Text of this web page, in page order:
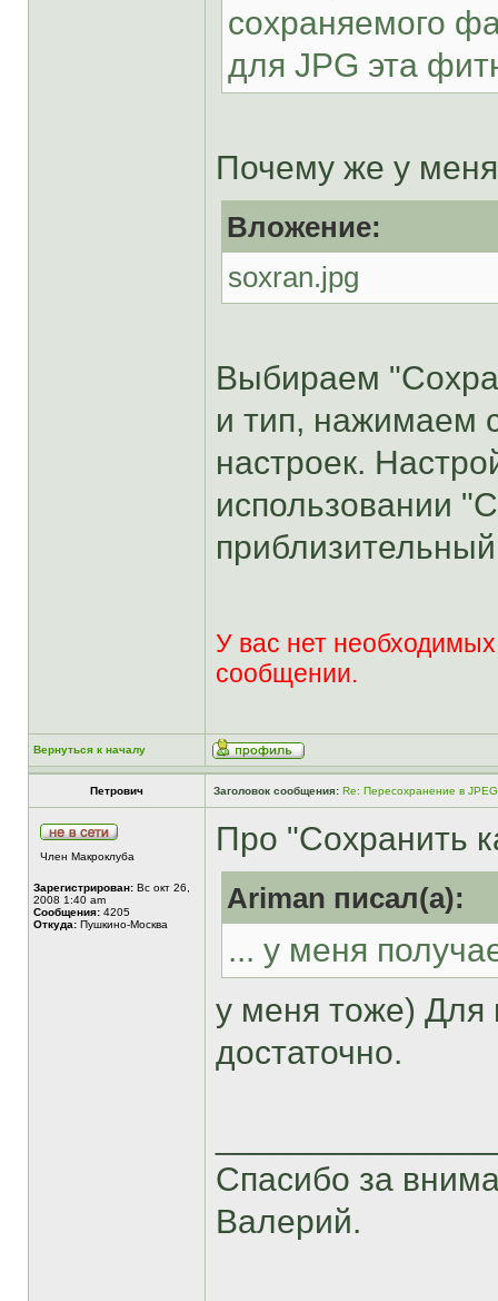
сохраняемого
для JPG эта
Почему же у
Вложение:
soxran.jpg
Выбираем
и тип, нажимаем
настроек.
использовании
У вас нет
сообщении.
Вернуться к началу
Петрович Заголовок сообщения: Re: Пересохранение в JPEG
Член Макроклуба
Зарегистрирован: Вс окт 26,
2008 1:40 am
Сообщения: 4205
Откуда: Пушкино-Москва
Про "Сохранить
Ariman писал(а):
... у меня
у меня тоже) Для
достаточно.
Спасибо за
Валерий.